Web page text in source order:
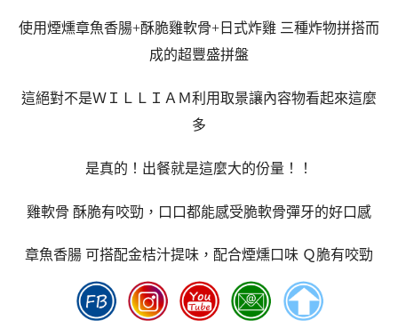
使用煙燻章魚香腸+酥脆雞軟骨+日式炸雞 三種炸物拼搭而
成的超豐盛拼盤
這絕對不是ＷＩＬＬＩＡＭ利用取景讓內容物看起來這麼
多
是真的！出餐就是這麼大的份量！！
雞軟骨 酥脆有咬勁，口口都能感受脆軟骨彈牙的好口感
章魚香腸 可搭配金桔汁提味，配合煙燻口味 Ｑ脆有咬勁